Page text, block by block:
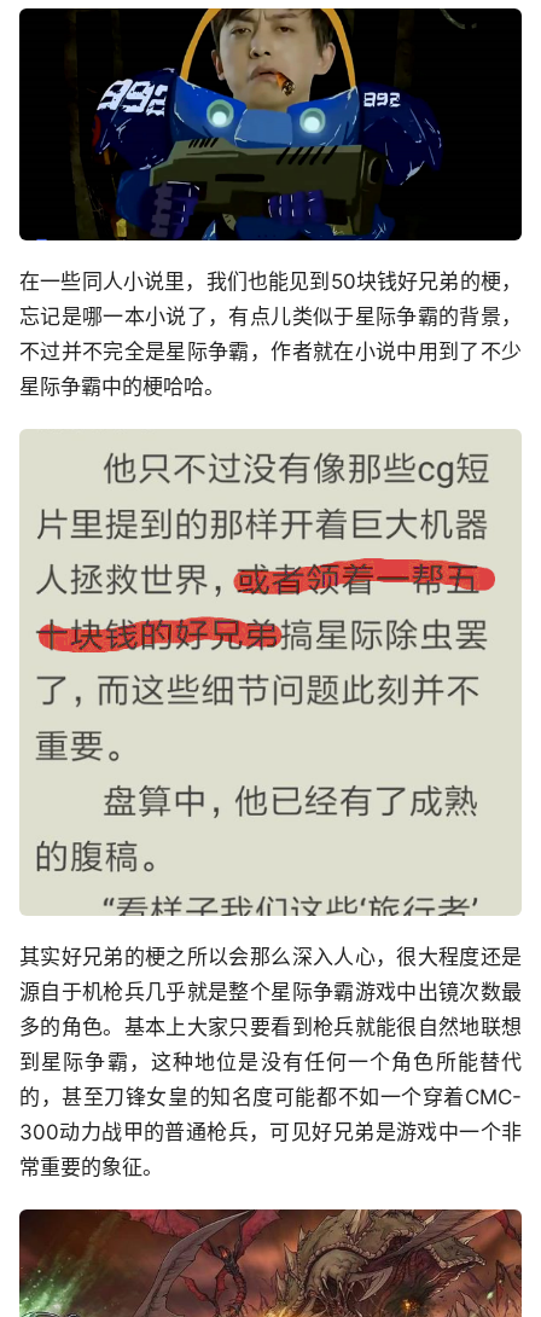
在一些同人小说里，我们也能见到50块钱好兄弟的梗，
忘记是哪一本小说了，有点儿类似于星际争霸的背景，
不过并不完全是星际争霸，作者就在小说中用到了不少
星际争霸中的梗哈哈。
其实好兄弟的梗之所以会那么深入人心，很大程度还是
源自于机枪兵几乎就是整个星际争霸游戏中出镜次数最
多的角色。基本上大家只要看到枪兵就能很自然地联想
到星际争霸，这种地位是没有任何一个角色所能替代
的，甚至刀锋女皇的知名度可能都不如一个穿着CMC-
300动力战甲的普通枪兵，可见好兄弟是游戏中一个非
常重要的象征。